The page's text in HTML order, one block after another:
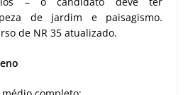
de jardim e paisagismo.
de NR 35 atualizado.